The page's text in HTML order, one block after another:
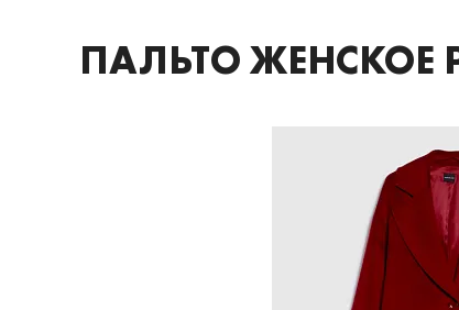
ПАЛЬТО ЖЕНСКОЕ